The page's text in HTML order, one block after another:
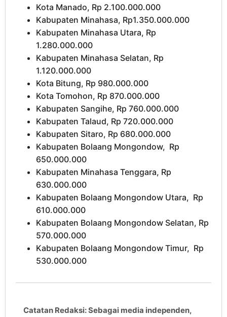
Kota Manado, Rp 2.100.000.000
Kabupaten Minahasa, Rp1.350.000.000
Kabupaten Minahasa Utara, Rp
1.280.000.000
Kabupaten Minahasa Selatan, Rp
1.120.000.000
Kota Bitung, Rp 980.000.000
Kota Tomohon, Rp 870.000.000
Kabupaten Sangihe, Rp 760.000.000
Kabupaten Talaud, Rp 720.000.000
Kabupaten Sitaro, Rp 680.000.000
Kabupaten Bolaang Mongondow, Rp
650.000.000
Kabupaten Minahasa Tenggara, Rp
630.000.000
Kabupaten Bolaang Mongondow Utara, Rp
610.000.000
Kabupaten Bolaang Mongondow Selatan, Rp
570.000.000
Kabupaten Bolaang Mongondow Timur, Rp
530.000.000
Catatan Redaksi: Sebagai media independen,